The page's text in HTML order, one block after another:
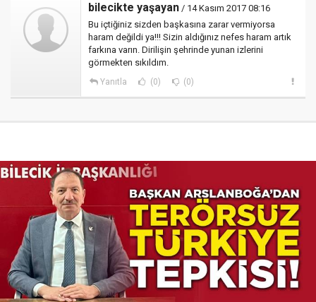
bilecikte yaşayan / 14 Kasım 2017 08:16
Bu içtiğiniz sizden başkasına zarar vermiyorsa
haram değildi ya!!! Sizin aldığınız nefes haram artık
farkına varın. Dirilişin şehrinde yunan izlerini
görmekten sıkıldım.
Yanıtla (0) (0)